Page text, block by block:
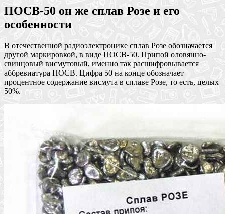
ПОСВ-50 он же сплав Розе и его
особенности
В отечественной радиоэлектронике сплав Розе обозначается
другой маркировкой, в виде ПОСВ-50. Припой оловянно-
свинцовый висмутовый, именно так расшифровывается
аббревиатура ПОСВ. Цифра 50 на конце обозначает
процентное содержание висмута в сплаве Розе, то есть, целых
50%.